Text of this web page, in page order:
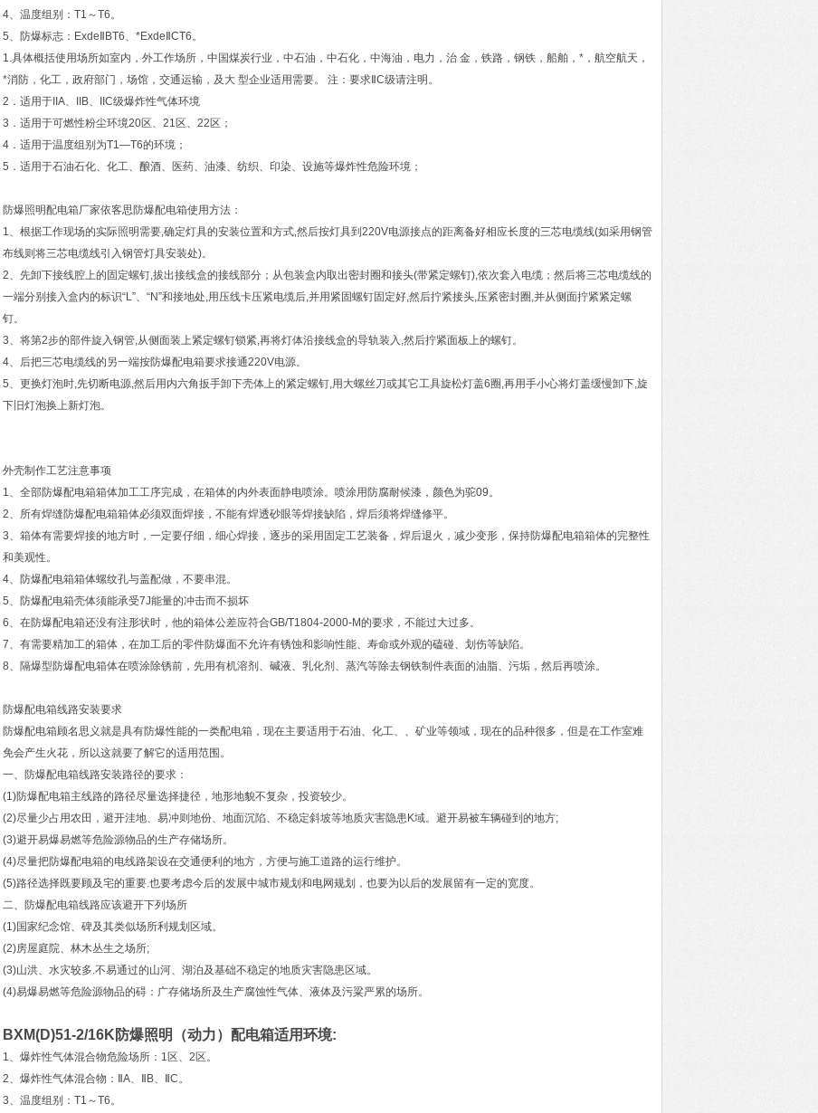
4、温度组别：T1～T6。
5、防爆标志：ExdeⅡBT6、*ExdeⅡCT6。
1.具体概括使用场所如室内，外工作场所，中国煤炭行业，中石油，中石化，中海油，电力，治 金，铁路，钢铁，船舶，*，航空航天，
*消防，化工，政府部门，场馆，交通运输，及大 型企业适用需要。 注：要求ⅡC级请注明。
2．适用于IIA、IIB、IIC级爆炸性气体环境
3．适用于可燃性粉尘环境20区、21区、22区；
4．适用于温度组别为T1—T6的环境；
5．适用于石油石化、化工、酿酒、医药、油漆、纺织、印染、设施等爆炸性危险环境；
防爆照明配电箱厂家依客思防爆配电箱使用方法：
1、根据工作现场的实际照明需要,确定灯具的安装位置和方式,然后按灯具到220V电源接点的距离备好相应长度的三芯电缆线(如采用钢管
布线则将三芯电缆线引入钢管灯具安装处)。
2、先卸下接线腔上的固定螺钉,拔出接线盒的接线部分；从包装盒内取出密封圈和接头(带紧定螺钉),依次套入电缆；然后将三芯电缆线的
一端分别接入盒内的标识“L”、“N”和接地处,用压线卡压紧电缆后,并用紧固螺钉固定好,然后拧紧接头,压紧密封圈,并从侧面拧紧紧定螺
钉。
3、将第2步的部件旋入钢管,从侧面装上紧定螺钉锁紧,再将灯体沿接线盒的导轨装入,然后拧紧面板上的螺钉。
4、后把三芯电缆线的另一端按防爆配电箱要求接通220V电源。
5、更换灯泡时,先切断电源,然后用内六角扳手卸下壳体上的紧定螺钉,用大螺丝刀或其它工具旋松灯盖6圈,再用手小心将灯盖缓慢卸下,旋
下旧灯泡换上新灯泡。
外壳制作工艺注意事项
1、全部防爆配电箱箱体加工工序完成，在箱体的内外表面静电喷涂。喷涂用防腐耐候漆，颜色为驼09。
2、所有焊缝防爆配电箱箱体必须双面焊接，不能有焊透砂眼等焊接缺陷，焊后须将焊缝修平。
3、箱体有需要焊接的地方时，一定要仔细，细心焊接，逐步的采用固定工艺装备，焊后退火，减少变形，保持防爆配电箱箱体的完整性
和美观性。
4、防爆配电箱箱体螺纹孔与盖配做，不要串混。
5、防爆配电箱壳体须能承受7J能量的冲击而不损坏
6、在防爆配电箱还没有注形状时，他的箱体公差应符合GB/T1804-2000-M的要求，不能过大过多。
7、有需要精加工的箱体，在加工后的零件防爆面不允许有锈蚀和影响性能、寿命或外观的磕碰、划伤等缺陷。
8、隔爆型防爆配电箱体在喷涂除锈前，先用有机溶剂、碱液、乳化剂、蒸汽等除去钢铁制件表面的油脂、污垢，然后再喷涂。
防爆配电箱线路安装要求
防爆配电箱顾名思义就是具有防爆性能的一类配电箱，现在主要适用于石油、化工、、矿业等领域，现在的品种很多，但是在工作室难
免会产生火花，所以这就要了解它的适用范围。
一、防爆配电箱线路安装路径的要求：
(1)防爆配电箱主线路的路径尽量选择捷径，地形地貌不复杂，投资较少。
(2)尽量少占用农田，避开洼地、易冲则地份、地面沉陷、不稳定斜坡等地质灾害隐患K域。避开易被车辆碰到的地方;
(3)避开易爆易燃等危险源物品的生产存储场所。
(4)尽量把防爆配电箱的电线路架设在交通便利的地方，方便与施工道路的运行维护。
(5)路径选择既要顾及宅的重要.也要考虑今后的发展中城市规划和电网规划，也要为以后的发展留有一定的宽度。
二、防爆配电箱线路应该避开下列场所
(1)国家纪念馆、碑及其类似场所利规划区域。
(2)房屋庭院、林木丛生之场所;
(3)山洪、水灾较多.不易通过的山河、湖泊及基础不稳定的地质灾害隐患区域。
(4)易爆易燃等危险源物品的碍：广存储场所及生产腐蚀性气体、液体及污粱严累的场所。
BXM(D)51-2/16K防爆照明（动力）配电箱适用环境:
1、爆炸性气体混合物危险场所：1区、2区。
2、爆炸性气体混合物：ⅡA、ⅡB、ⅡC。
3、温度组别：T1～T6。